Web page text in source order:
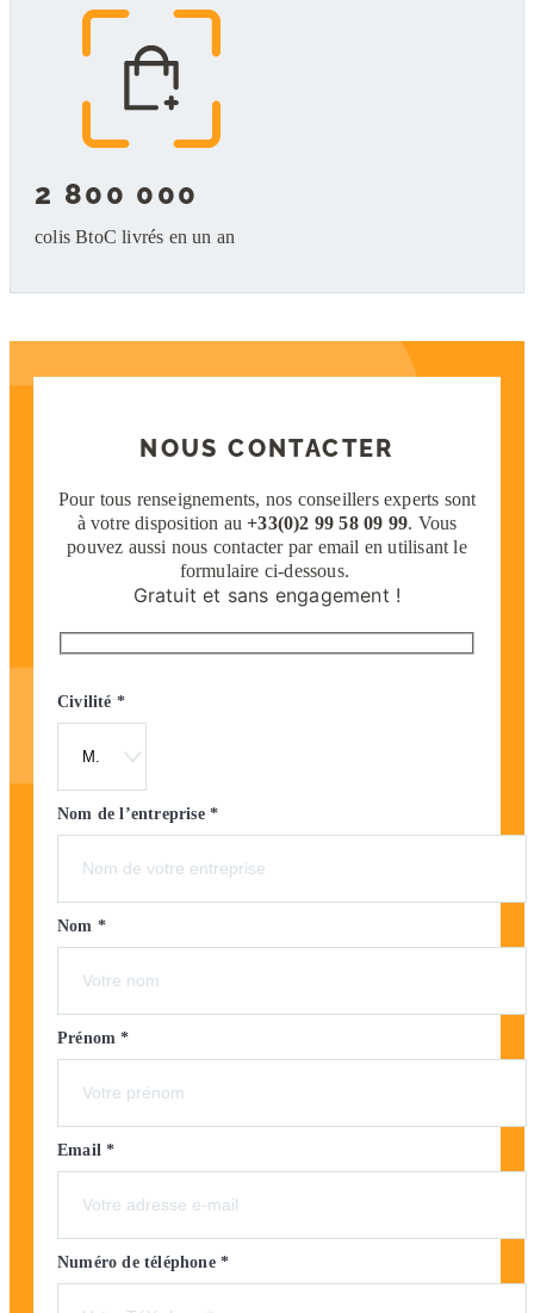
2 800 000
colis BtoC livrés en un an
NOUS CONTACTER
Pour tous renseignements, nos conseillers experts sont
à votre disposition au+33(0)2 99 58 09 99. Vous
pouvez aussi nous contacter par email en utilisant le
formulaire ci-dessous.
Gratuit et sans engagement !
Civilité *
Nom de l’entreprise *
Nom *
Prénom *
Email *
Numéro de téléphone *